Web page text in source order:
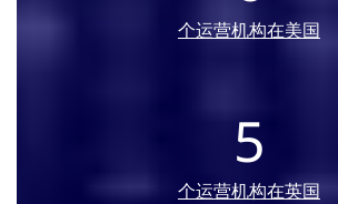
个运营机构在美国
5
个运营机构在英国